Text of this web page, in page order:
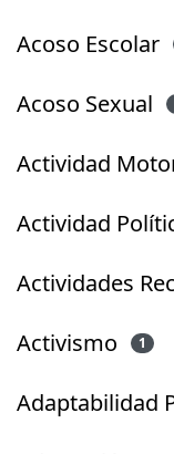
Acoso Escolar
Acoso Sexual
Actividad
Actividad
Actividades
Activismo 1
Adaptabilidad